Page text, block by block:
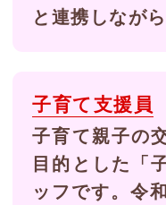
と連携しなが
子育て支援員
子育て親子の
目的とした「
ッフです。令